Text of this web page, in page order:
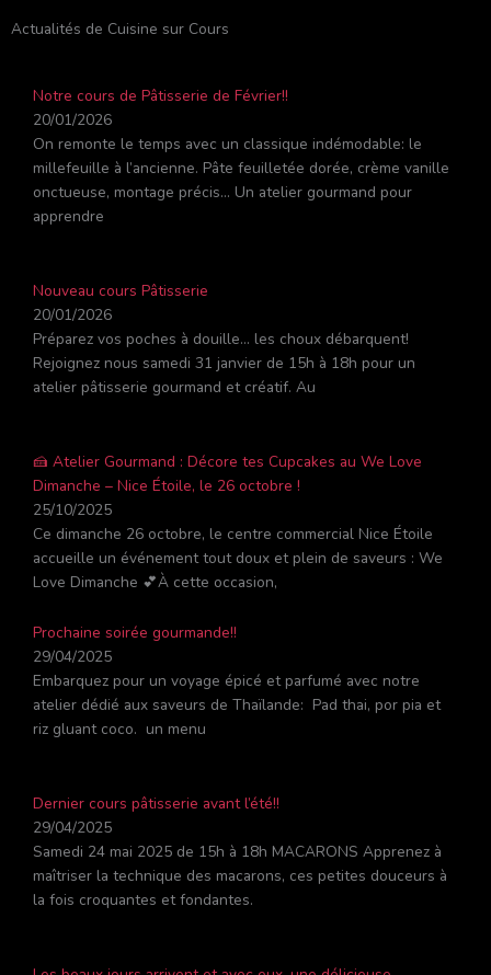
Actualités de Cuisine sur Cours
Notre cours de Pâtisserie de Février!!
20/01/2026
On remonte le temps avec un classique indémodable: le
millefeuille à l’ancienne. Pâte feuilletée dorée, crème vanille
onctueuse, montage précis… Un atelier gourmand pour
apprendre
Nouveau cours Pâtisserie
20/01/2026
Préparez vos poches à douille… les choux débarquent!
Rejoignez nous samedi 31 janvier de 15h à 18h pour un
atelier pâtisserie gourmand et créatif. Au
🍰 Atelier Gourmand : Décore tes Cupcakes au We Love
Dimanche – Nice Étoile, le 26 octobre !
25/10/2025
Ce dimanche 26 octobre, le centre commercial Nice Étoile
accueille un événement tout doux et plein de saveurs : We
Love Dimanche 💕À cette occasion,
Prochaine soirée gourmande!!
29/04/2025
Embarquez pour un voyage épicé et parfumé avec notre
atelier dédié aux saveurs de Thaïlande: Pad thai, por pia et
riz gluant coco. un menu
Dernier cours pâtisserie avant l’été!!
29/04/2025
Samedi 24 mai 2025 de 15h à 18h MACARONS Apprenez à
maîtriser la technique des macarons, ces petites douceurs à
la fois croquantes et fondantes.